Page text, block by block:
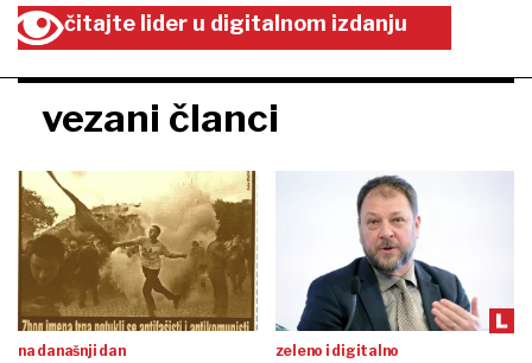
čitajte lider u digitalnom izdanju
vezani članci
na današnji dan zeleno i digitalno